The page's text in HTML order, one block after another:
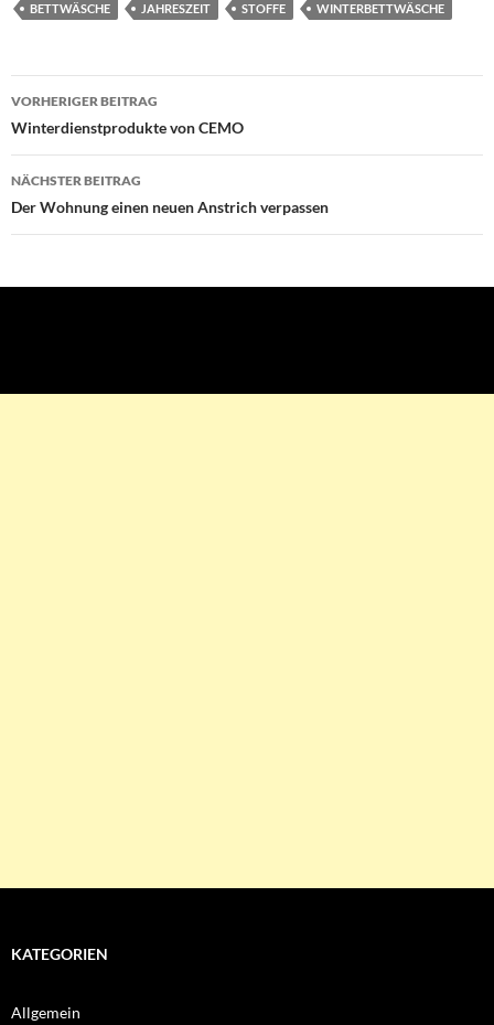
BETTWÄSCHE JAHRESZEIT STOFFE WINTERBETTWÄSCHE
Beitragsnavigation
VORHERIGER BEITRAG
Winterdienstprodukte von CEMO
NÄCHSTER BEITRAG
Der Wohnung einen neuen Anstrich verpassen
KATEGORIEN
Allgemein